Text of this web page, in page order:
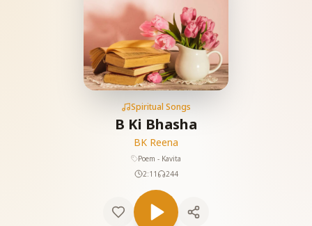
Spiritual Songs
B Ki Bhasha
BK Reena
Poem - Kavita
2:11
244